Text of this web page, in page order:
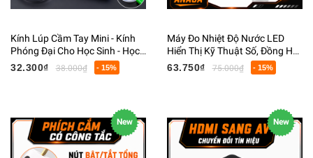
Kính Lúp Cầm Tay Mini - Kính
Phóng Đại Cho Học Sinh - Học
Tập Thí Nghiệm Khoa Học
32.300₫ 38.000₫ - 15%
Máy Đo Nhiệt Độ Nước LED
Hiển Thị Kỹ Thuật Số, Đồng Hồ
Đo Nhiệt Độ Vòi Sen Thông
63.750₫ 75.000₫ - 15%
New New